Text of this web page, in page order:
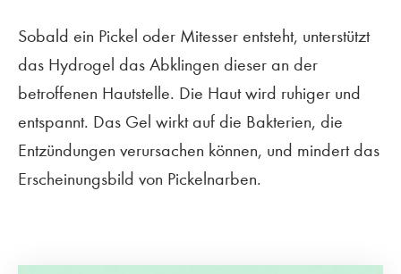
Sobald ein Pickel oder Mitesser entsteht, unterstützt
das Hydrogel das Abklingen dieser an der
betroffenen Hautstelle. Die Haut wird ruhiger und
entspannt. Das Gel wirkt auf die Bakterien, die
Entzündungen verursachen können, und mindert das
Erscheinungsbild von Pickelnarben.